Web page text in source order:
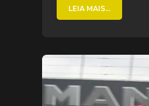
LEIA MAIS...